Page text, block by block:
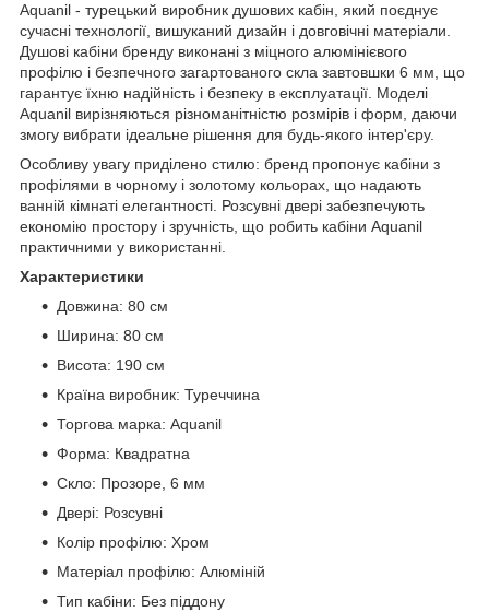
Aquanil - турецький виробник душових кабін, який поєднує
сучасні технології, вишуканий дизайн і довговічні матеріали.
Душові кабіни бренду виконані з міцного алюмінієвого
профілю і безпечного загартованого скла завтовшки 6 мм, що
гарантує їхню надійність і безпеку в експлуатації. Моделі
Aquanil вирізняються різноманітністю розмірів і форм, даючи
змогу вибрати ідеальне рішення для будь-якого інтер'єру.
Особливу увагу приділено стилю: бренд пропонує кабіни з
профілями в чорному і золотому кольорах, що надають
ванній кімнаті елегантності. Розсувні двері забезпечують
економію простору і зручність, що робить кабіни Aquanil
практичними у використанні.
Характеристики
Довжина: 80 см
Ширина: 80 см
Висота: 190 см
Країна виробник: Туреччина
Торгова марка: Aquanil
Форма: Квадратна
Скло: Прозоре, 6 мм
Двері: Розсувні
Колір профілю: Хром
Матеріал профілю: Алюміній
Тип кабіни: Без піддону